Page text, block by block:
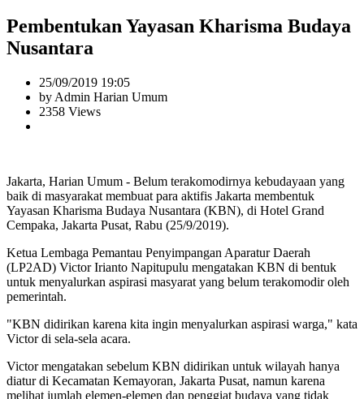
Pembentukan Yayasan Kharisma Budaya
Nusantara
25/09/2019 19:05
by Admin Harian Umum
2358 Views
Jakarta, Harian Umum - Belum terakomodirnya kebudayaan yang
baik di masyarakat membuat para aktifis Jakarta membentuk
Yayasan Kharisma Budaya Nusantara (KBN), di Hotel Grand
Cempaka, Jakarta Pusat, Rabu (25/9/2019).
Ketua Lembaga Pemantau Penyimpangan Aparatur Daerah
(LP2AD) Victor Irianto Napitupulu mengatakan KBN di bentuk
untuk menyalurkan aspirasi masyarat yang belum terakomodir oleh
pemerintah.
"KBN didirikan karena kita ingin menyalurkan aspirasi warga," kata
Victor di sela-sela acara.
Victor mengatakan sebelum KBN didirikan untuk wilayah hanya
diatur di Kecamatan Kemayoran, Jakarta Pusat, namun karena
melihat jumlah elemen-elemen dan penggiat budaya yang tidak